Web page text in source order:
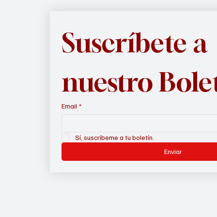
Suscríbete a
nuestro
Email *
Sí, suscríbeme a tu boletín.
Enviar